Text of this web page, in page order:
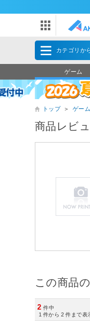
カテゴリか
ゲーム
トップ ＞ ゲーム
商品レビ
この商品
2 件中
1 件から 2 件まで表